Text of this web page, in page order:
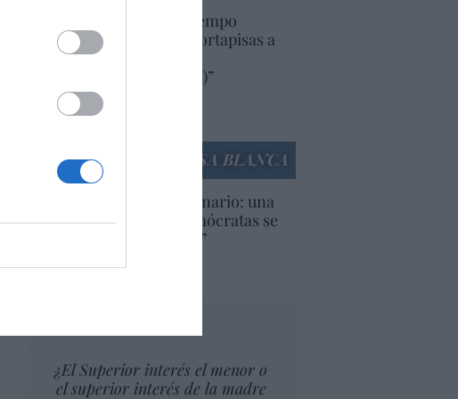
“Europa lleva mucho tiempo
poniendo aranceles y cortapisas a
productos y compañías
americanas (y europeas)”
por Ana Sánchez Arjona
LA CASA BLANCA
EEUU. Inquietante escenario: una
tercera parte de los demócratas se
define como “socialista”
por Ignacio Aguirre
¿El Superior interés el menor o
el superior interés de la madre